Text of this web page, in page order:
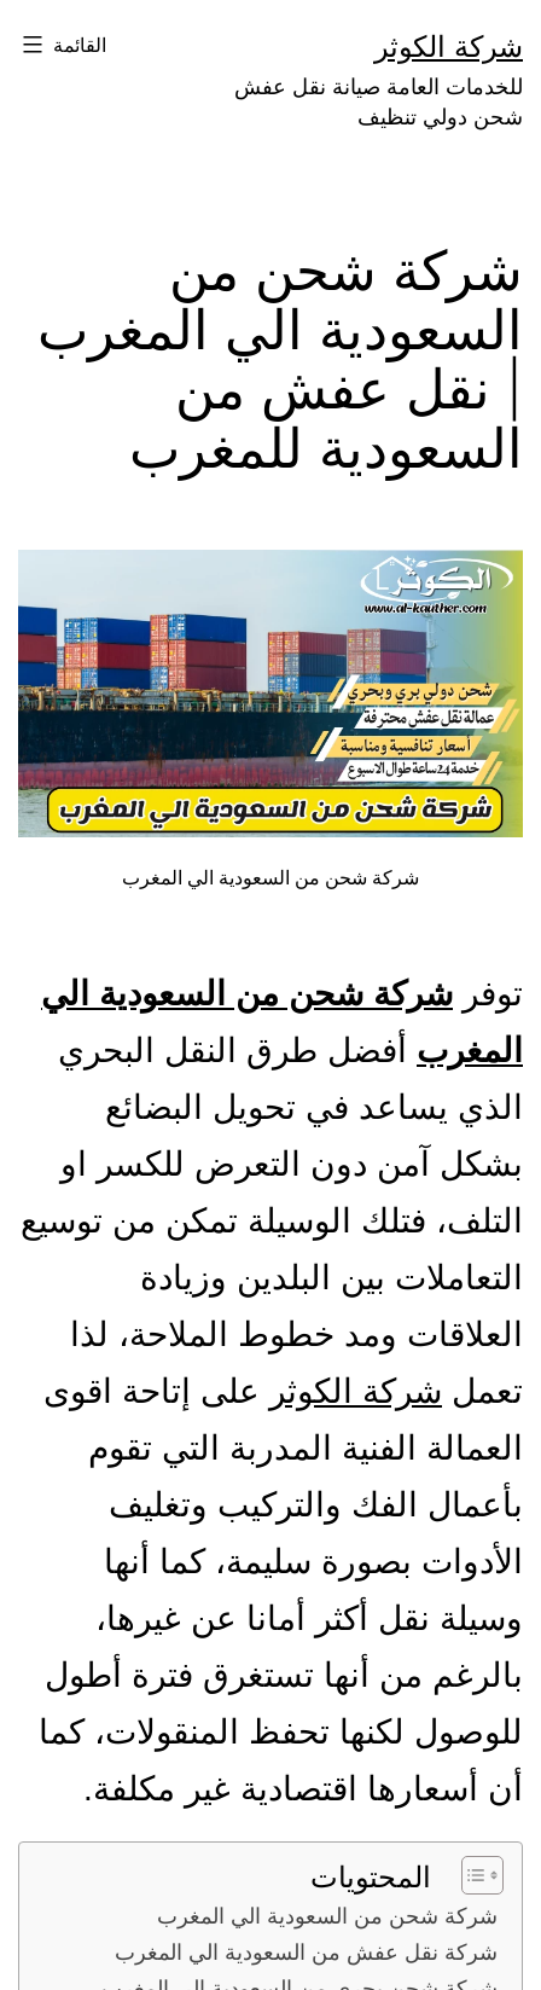
إلى
المحتوى
شركة الكوثر
للخدمات العامة صيانة نقل عفش
شحن دولي تنظيف
القائمة
شركة شحن من
السعودية الي المغرب
| نقل عفش من
السعودية للمغرب
شركة شحن من السعودية الي المغرب
توفر شركة شحن من السعودية الي
المغرب أفضل طرق النقل البحري
الذي يساعد في تحويل البضائع
بشكل آمن دون التعرض للكسر او
التلف، فتلك الوسيلة تمكن من توسيع
التعاملات بين البلدين وزيادة
العلاقات ومد خطوط الملاحة، لذا
تعمل شركة الكوثر
على إتاحة اقوى
العمالة الفنية المدربة التي تقوم
بأعمال الفك والتركيب وتغليف
الأدوات بصورة سليمة، كما أنها
وسيلة نقل أكثر أمانا عن غيرها،
بالرغم من أنها تستغرق فترة أطول
للوصول لكنها تحفظ المنقولات، كما
أن أسعارها اقتصادية غير مكلفة.
المحتويات
شركة شحن من السعودية الي المغرب
شركة نقل عفش من السعودية الي المغرب